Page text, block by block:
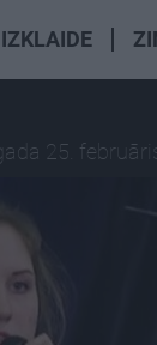
IZKLAIDE
25.